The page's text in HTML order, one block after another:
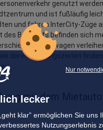
Nur
lecker
klar” ermöglichen Sie uns
Nutzungserlebnis
genutzt
und ist fußläufig
und fahren InterCity-Züge
des Bahnhofs befinden sich
Mietwagen
deren Öffnungszeiten finden
mit dem Mietauto